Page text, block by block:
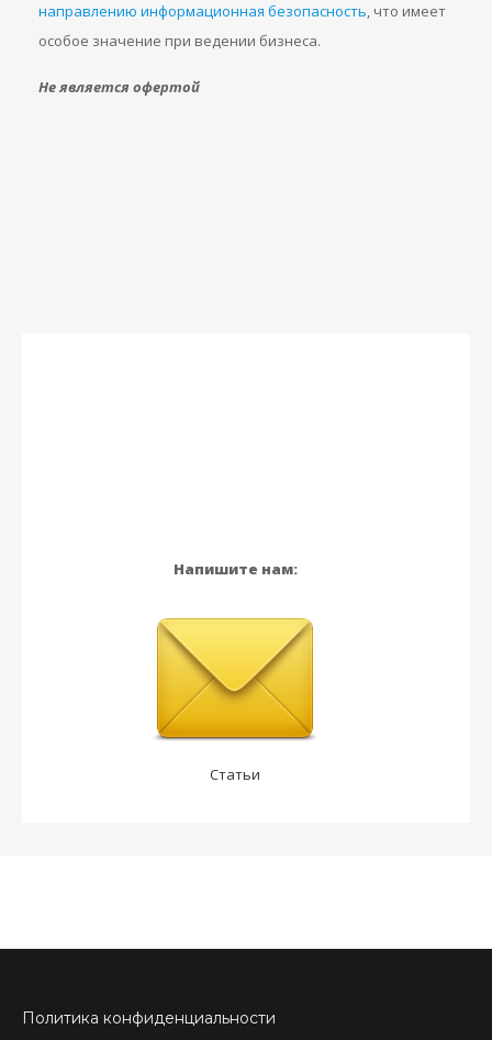
направлению информационная безопасность, что имеет
особое значение при ведении бизнеса.
Не является офертой
Напишите нам:
Статьи
Политика конфиденциальности